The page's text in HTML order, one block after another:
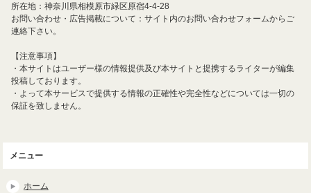
所在地：神奈川県相模原市緑区原宿4-4-28
お問い合わせ・広告掲載について：サイト内のお問い合わせフォームからご
連絡下さい。
【注意事項】
・本サイトはユーザー様の情報提供及び本サイトと提携するライターが編集
投稿しております。
・よって本サービスで提供する情報の正確性や完全性などについては一切の
保証を致しません。
メニュー
ホーム